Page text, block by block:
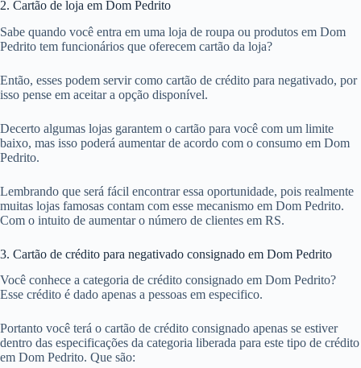
2. Cartão de loja em Dom Pedrito
Sabe quando você entra em uma loja de roupa ou produtos em Dom
Pedrito tem funcionários que oferecem cartão da loja?
Então, esses podem servir como cartão de crédito para negativado, por
isso pense em aceitar a opção disponível.
Decerto algumas lojas garantem o cartão para você com um limite
baixo, mas isso poderá aumentar de acordo com o consumo em Dom
Pedrito.
Lembrando que será fácil encontrar essa oportunidade, pois realmente
muitas lojas famosas contam com esse mecanismo em Dom Pedrito.
Com o intuito de aumentar o número de clientes em RS.
3. Cartão de crédito para negativado consignado em Dom Pedrito
Você conhece a categoria de crédito consignado em Dom Pedrito?
Esse crédito é dado apenas a pessoas em especifico.
Portanto você terá o cartão de crédito consignado apenas se estiver
dentro das especificações da categoria liberada para este tipo de crédito
em Dom Pedrito. Que são: